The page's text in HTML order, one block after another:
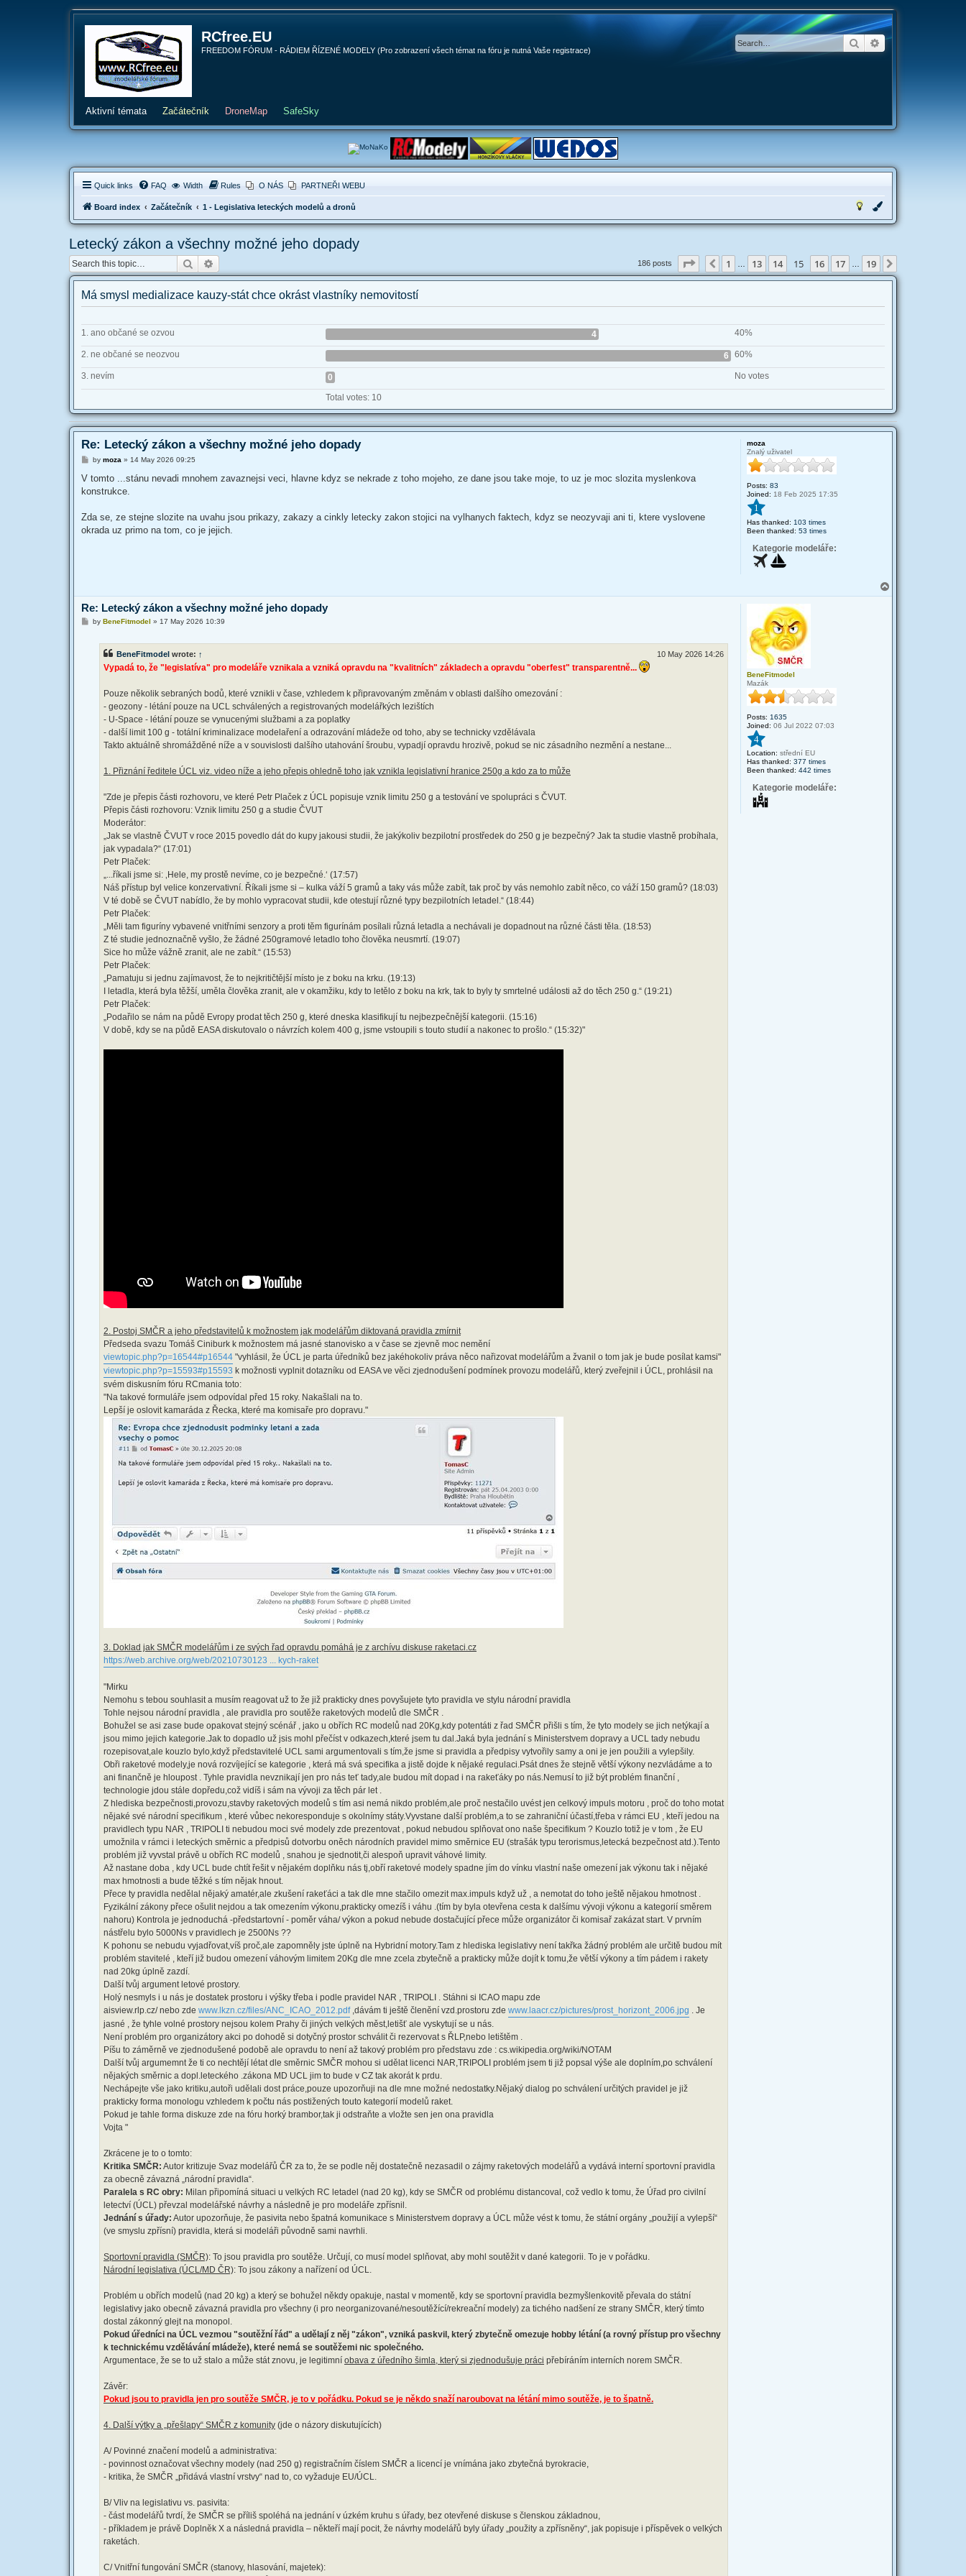
RCfree.EU
FREEDOM FÓRUM - RÁDIEM ŘÍZENÉ MODELY (Pro zobrazení všech témat na fóru je nutná Vaše registrace)
SearchAdvanced search
Aktivní témata Začátečník DroneMap SafeSky
Quick links FAQ Width Rules O NÁS PARTNEŘI WEBU
Board index Začátečník 1 - Legislativa leteckých modelů a dronů
Letecký zákon a všechny možné jeho dopady
Search 186 posts Page 15 of19
Previous
1 13 14 15 16 17 19
Má smysl medializace kauzy-stát chce okrást vlastníky nemovitostí
1. ano občané se ozvou 4 40%
2. ne občané se neozvou 6 60%
3. nevím 0 No votes
Total votes: 10
moza
Znalý uživatel
Posts: 83
Joined: 18 Feb 2025 17:35
1
Has thanked: 103 times
Been thanked: 53 times
Kategorie modeláře:
Re: Letecký zákon a všechny možné jeho dopady
P
s
by moza » 14 May 2026 09:25
V tomto ...stánu nevadi mnohem zavaznejsi veci, hlavne kdyz se nekrade z toho mojeho, ze dane jsou take moje, to uz je moc slozita myslenkova
konstrukce.
Zda se, ze stejne slozite na uvahu jsou prikazy, zakazy a cinkly letecky zakon stojici na vylhanych faktech, kdyz se neozyvaji ani ti, ktere vyslovene
okrada uz primo na tom, co je jejich.
o
BeneFitmodel
Mazák
Posts: 1635
Joined: 06 Jul 2022 07:03
4
Location: střední EU
Has thanked: 377 times
Been thanked: 442 times
Kategorie modeláře:
Re: Letecký zákon a všechny možné jeho dopady
Pby BeneFitmodel » 17 May 2026 10:39
BeneFitmodel wrote: ↑ 10 May 2026 14:26
Vypadá to, že "legislatíva" pro modeláře vznikala a vzniká opravdu na "kvalitních" základech a opravdu "oberfest" transparentně...
Pouze několik sebraných bodů, které vznikli v čase, vzhledem k připravovaným změnám v oblasti dalšího omezování :
- geozony - létání pouze na UCL schválených a registrovaných modelářkých lezištích
- U-Space - létání pouze se vynucenými službami a za poplatky
- další limit 100 g - totální kriminalizace modelaření a odrazování mládeže od toho, aby se technicky vzdělávala
Takto aktuálně shromážděné níže a v souvislosti dalšího utahování šroubu, vypadjí opravdu hrozivě, pokud se nic zásadního nezmění a nestane...
1. Přiznání ředitele ÚCL viz. video níže a jeho přepis ohledně toho jak vznikla legislativní hranice 250g a kdo za to může
"Zde je přepis části rozhovoru, ve které Petr Plaček z ÚCL popisuje vznik limitu 250 g a testování ve spolupráci s ČVUT.
Přepis části rozhovoru: Vznik limitu 250 g a studie ČVUT
Moderátor:
„Jak se vlastně ČVUT v roce 2015 povedlo dát do kupy jakousi studii, že jakýkoliv bezpilotní prostředek do 250 g je bezpečný? Jak ta studie vlastně probíhala,
jak vypadala?“ (17:01)
Petr Plaček:
„...říkali jsme si: ‚Hele, my prostě nevíme, co je bezpečné.‘ (17:57)
Náš přístup byl velice konzervativní. Říkali jsme si – kulka váží 5 gramů a taky vás může zabít, tak proč by vás nemohlo zabít něco, co váží 150 gramů? (18:03)
V té době se ČVUT nabídlo, že by mohlo vypracovat studii, kde otestují různé typy bezpilotních letadel.“ (18:44)
Petr Plaček:
„Měli tam figuríny vybavené vnitřními senzory a proti těm figurínám posílali různá letadla a nechávali je dopadnout na různé části těla. (18:53)
Z té studie jednoznačně vyšlo, že žádné 250gramové letadlo toho člověka neusmrtí. (19:07)
Sice ho může vážně zranit, ale ne zabít.“ (15:53)
Petr Plaček:
„Pamatuju si jednu zajímavost, že to nejkritičtější místo je z boku na krku. (19:13)
I letadla, která byla těžší, uměla člověka zranit, ale v okamžiku, kdy to letělo z boku na krk, tak to byly ty smrtelné události až do těch 250 g.“ (19:21)
Petr Plaček:
„Podařilo se nám na půdě Evropy prodat těch 250 g, které dneska klasifikují tu nejbezpečnější kategorii. (15:16)
V době, kdy se na půdě EASA diskutovalo o návrzích kolem 400 g, jsme vstoupili s touto studií a nakonec to prošlo.“ (15:32)"
2. Postoj SMČR a jeho představitelů k možnostem jak modelářům diktovaná pravidla zmírnit
Předseda svazu Tomáš Ciniburk k možnostem má jasné stanovisko a v čase se zjevně moc nemění
viewtopic.php?p=16544#p16544 "vyhlásil, že ÚCL je parta úředníků bez jakéhokoliv práva něco nařizovat modelářům a žvanil o tom jak je bude posílat kamsi"
viewtopic.php?p=15593#p15593 k možnosti vyplnit dotazníku od EASA ve věci zjednodušení podmínek provozu modelářů, který zveřejnil i ÚCL, prohlásil na
svém diskusním fóru RCmania toto:
"Na takové formuláře jsem odpovídal před 15 roky. Nakašlali na to.
Lepší je oslovit kamaráda z Řecka, které ma komisaře pro dopravu."
3. Doklad jak SMČR modelářům i ze svých řad opravdu pomáhá je z archívu diskuse raketaci.cz
https://web.archive.org/web/20210730123 ... kych-raket
"Mirku
Nemohu s tebou souhlasit a musím reagovat už to že již prakticky dnes povyšujete tyto pravidla ve stylu národní pravidla
Tohle nejsou národní pravidla , ale pravidla pro soutěže raketových modelů dle SMČR .
Bohužel se asi zase bude opakovat stejný scénář , jako u obřích RC modelů nad 20Kg,kdy potentáti z řad SMČR přišli s tím, že tyto modely se jich netýkají a
jsou mimo jejich kategorie.Jak to dopadlo už jsis mohl přečíst v odkazech,které jsem tu dal.Jaká byla jednání s Ministerstvem dopravy a UCL tady nebudu
rozepisovat,ale kouzlo bylo,když představitelé UCL sami argumentovali s tím,že jsme si pravidla a předpisy vytvořily samy a oni je jen použili a vylepšily.
Obři raketové modely,je nová rozvíjející se kategorie , která má svá specifika a jistě dojde k nějaké regulaci.Psát dnes že stejně větší výkony nezvládáme a to
ani finančně je hloupost . Tyhle pravidla nevznikají jen pro nás teť tady,ale budou mít dopad i na rakeťáky po nás.Nemusí to již být problém finanční ,
technologie jdou stále dopředu,což vidíš i sám na vývoji za těch pár let .
Z hlediska bezpečnosti,provozu,stavby raketových modelů s tím asi nemá nikdo problém,ale proč nestačilo uvést jen celkový impuls motoru , proč do toho motat
nějaké své národní specifikum , které vůbec nekoresponduje s okolnímy státy.Vyvstane další problém,a to se zahraniční účastí,třeba v rámci EU , kteří jedou na
pravidlech typu NAR , TRIPOLI ti nebudou moci své modely zde prezentovat , pokud nebudou splňovat ono naše špecifikum ? Kouzlo totiž je v tom , že EU
umožnila v rámci i leteckých směrnic a předpisů dotvorbu oněch národních pravidel mimo směrnice EU (strašák typu terorismus,letecká bezpečnost atd.).Tento
problém již vyvstal právě u obřích RC modelů , snahou je sjednotit,či alespoň upravit váhové limity.
Až nastane doba , kdy UCL bude chtít řešit v nějakém doplňku nás tj,obří raketové modely spadne jím do vínku vlastní naše omezení jak výkonu tak i nějaké
max hmotnosti a bude těžké s tím nějak hnout.
Přece ty pravidla nedělal nějaký amatér,ale zkušení rakeťáci a tak dle mne stačilo omezit max.impuls když už , a nemotat do toho ještě nějakou hmotnost .
Fyzikální zákony přece ošulit nejdou a tak omezením výkonu,prakticky omezíš i váhu .(tím by byla otevřena cesta k dalšímu vývoji výkonu a kategorií směrem
nahoru) Kontrola je jednoduchá -předstartovní - poměr váha/ výkon a pokud nebude dostačující přece může organizátor či komisař zakázat start. V prvním
nástřelu bylo 5000Ns v pravidlech je 2500Ns ??
K pohonu se nebudu vyjadřovat,víš proč,ale zapomněly jste úplně na Hybridní motory.Tam z hlediska legislativy není takřka žádný problém ale určitě budou mít
problém stavitelé , kteří již budou omezení váhovým limitem 20Kg dle mne zcela zbytečně a prakticky může dojít k tomu,že větší výkony a tím pádem i rakety
nad 20kg úplně zazdí.
Další tvůj argument letové prostory.
Holý nesmyls i u nás je dostatek prostoru i výšky třeba i podle pravidel NAR , TRIPOLI . Stáhni si ICAO mapu zde
aisview.rlp.cz/ nebo zde www.lkzn.cz/files/ANC_ICAO_2012.pdf,dávám ti ještě členění vzd.prostoru zde www.laacr.cz/pictures/prost_horizont_2006.jpg . Je
jasné , že tyhle volné prostory nejsou kolem Prahy či jiných velkých měst,letišť ale vyskytují se u nás.
Není problém pro organizátory akci po dohodě si dotyčný prostor schválit či rezervovat s ŘLP,nebo letištěm .
Píšu to záměrně ve zjednodušené podobě ale opravdu to není až takový problém pro představu zde : cs.wikipedia.org/wiki/NOTAM
Další tvůj argumemnt že ti co nechtějí létat dle směrnic SMČR mohou si udělat licenci NAR,TRIPOLI problém jsem ti již popsal výše ale doplním,po schválení
nějakých směrnic a dopl.leteckého .zákona MD UCL jim to bude v CZ tak akorát k prdu.
Nechápejte vše jako kritiku,autoři udělali dost práce,pouze upozorňuji na dle mne možné nedostatky.Nějaký dialog po schválení určitých pravidel je již
prakticky forma monologu vzhledem k počtu nás postižených touto kategorií modelů raket.
Pokud je tahle forma diskuze zde na fóru horký brambor,tak ji odstraňte a vložte sen jen ona pravidla
Vojta "
Zkrácene je to o tomto:
Kritika SMČR: Autor kritizuje Svaz modelářů ČR za to, že se podle něj dostatečně nezasadil o zájmy raketových modelářů a vydává interní sportovní pravidla
za obecně závazná „národní pravidla“.
Paralela s RC obry: Milan připomíná situaci u velkých RC letadel (nad 20 kg), kdy se SMČR od problému distancoval, což vedlo k tomu, že Úřad pro civilní
letectví (ÚCL) převzal modelářské návrhy a následně je pro modeláře zpřísnil.
Jednání s úřady: Autor upozorňuje, že pasivita nebo špatná komunikace s Ministerstvem dopravy a ÚCL může vést k tomu, že státní orgány „použijí a vylepší“
(ve smyslu zpřísní) pravidla, která si modeláři původně sami navrhli.
Sportovní pravidla (SMČR): To jsou pravidla pro soutěže. Určují, co musí model splňovat, aby mohl soutěžit v dané kategorii. To je v pořádku.
Národní legislativa (ÚCL/MD ČR): To jsou zákony a nařízení od ÚCL.
Problém u obřích modelů (nad 20 kg) a který se bohužel někdy opakuje, nastal v momentě, kdy se sportovní pravidla bezmyšlenkovitě převala do státní
legislativy jako obecně závazná pravidla pro všechny (i pro neorganizované/nesoutěžící/rekreační modely) za tichého nadšení ze strany SMČR, který tímto
dostal zákonný glejt na monopol.
Pokud úředníci na ÚCL vezmou "soutěžní řád" a udělají z něj "zákon", vzniká paskvil, který zbytečně omezuje hobby létání (a rovný přístup pro všechny
k technickému vzdělávání mládeže), které nemá se soutěžemi nic společného.
Argumentace, že se to už stalo a může stát znovu, je legitimní obava z úředního šimla, který si zjednodušuje práci přebíráním interních norem SMČR.
Závěr:
Pokud jsou to pravidla jen pro soutěže SMČR, je to v pořádku. Pokud se je někdo snaží naroubovat na létání mimo soutěže, je to špatně.
4. Další výtky a „přešlapy“ SMČR z komunity (jde o názory diskutujících)
A/ Povinné značení modelů a administrativa:
- povinnost označovat všechny modely (nad 250 g) registračním číslem SMČR a licencí je vnímána jako zbytečná byrokracie,
- kritika, že SMČR „přidává vlastní vrstvy“ nad to, co vyžaduje EU/ÚCL.
B/ Vliv na legislativu vs. pasivita:
- část modelářů tvrdí, že SMČR se příliš spoléhá na jednání v úzkém kruhu s úřady, bez otevřené diskuse s členskou základnou,
- příkladem je právě Doplněk X a následná pravidla – někteří mají pocit, že návrhy modelářů byly úřady „použity a zpřísněny“, jak popisuje i příspěvek o velkých
raketách.
C/ Vnitřní fungování SMČR (stanovy, hlasování, majetek):